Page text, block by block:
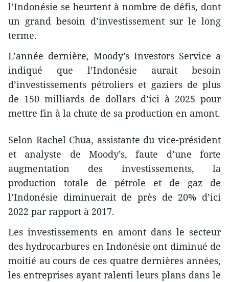
l’Indonésie se heurtent à nombre de défis, dont
un grand besoin d’investissement sur le long
terme.
L’année dernière, Moody’s Investors Service a
indiqué que l’Indonésie aurait besoin
d’investissements pétroliers et gaziers de plus
de 150 milliards de dollars d’ici à 2025 pour
mettre fin à la chute de sa production en amont.
Selon Rachel Chua, assistante du vice-président
et analyste de Moody’s, faute d’une forte
augmentation des investissements, la
production totale de pétrole et de gaz de
l’Indonésie diminuerait de près de 20% d’ici
2022 par rapport à 2017.
Les investissements en amont dans le secteur
des hydrocarbures en Indonésie ont diminué de
moitié au cours de ces quatre dernières années,
les entreprises ayant ralenti leurs plans dans le